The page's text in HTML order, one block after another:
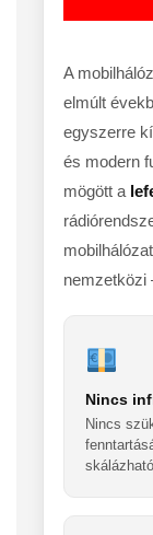
A
elmúlt
egyszerre
és modern
mögött a
nemzetközi
Nincs
Nincs
skálázható.